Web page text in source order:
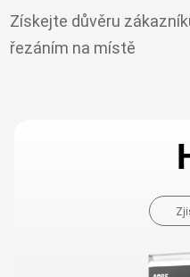
Získejte důvěru
řezáním na místě